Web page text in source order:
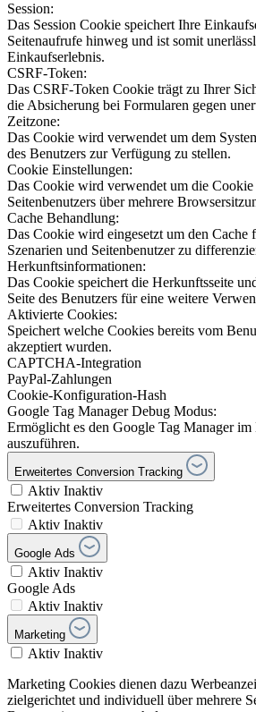
Session:
Das Session Cookie speichert Ihre
Seitenaufrufe hinweg und ist somit
Einkaufserlebnis.
CSRF-Token:
Das CSRF-Token Cookie trägt zu Ihrer
die Absicherung bei Formularen gegen
Zeitzone:
Das Cookie wird verwendet um dem
des Benutzers zur Verfügung zu stellen.
Cookie Einstellungen:
Das Cookie wird verwendet um die Cookie
Seitenbenutzers über mehrere
Cache Behandlung:
Das Cookie wird eingesetzt um den Cache
Szenarien und Seitenbenutzer zu
Herkunftsinformationen:
Das Cookie speichert die Herkunftsseite
Seite des Benutzers für eine weitere
Aktivierte Cookies:
Speichert welche Cookies bereits vom
akzeptiert wurden.
CAPTCHA-Integration
PayPal-Zahlungen
Cookie-Konfiguration-Hash
Google Tag Manager Debug Modus:
Ermöglicht es den Google Tag Manager
auszuführen.
Erweitertes Conversion Tracking
Aktiv Inaktiv
Erweitertes Conversion Tracking
Aktiv Inaktiv
Google Ads
Aktiv Inaktiv
Google Ads
Aktiv Inaktiv
Marketing
Aktiv Inaktiv
Marketing Cookies dienen dazu
zielgerichtet und individuell über mehrere